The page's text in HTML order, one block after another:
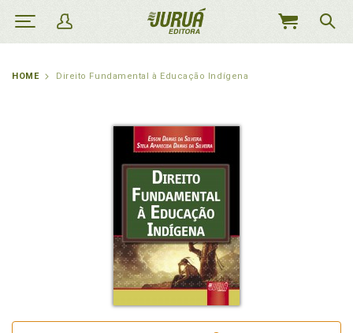
MEU
HOME Direito Fundamental à Educação Indígena